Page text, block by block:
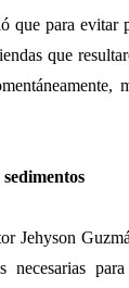
que para evitar
que
Jehyson
necesarias